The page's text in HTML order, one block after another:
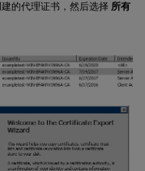
的代理证书，然后选择 所有